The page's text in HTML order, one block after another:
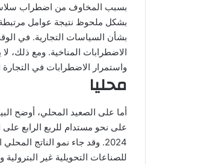
بسبب المخاوف من اضطراب
بشكل ملحوظ نتيجة عوامل
بشأن السياسات التجارية. في
الاضطرابات المناخية. ومع ذلك،
واستمرار الاضطرابات في التجارة
محليا
للصناعات التحويلية غير